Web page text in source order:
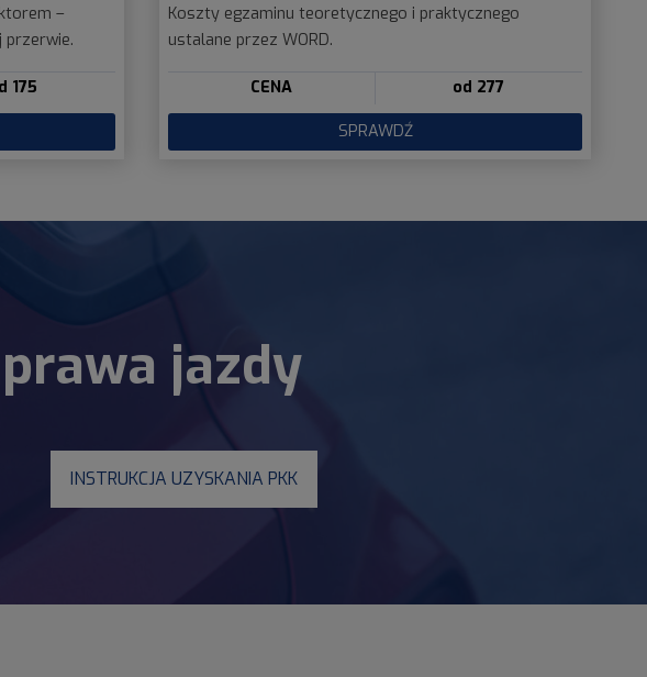
–
przerwie.
175
Koszty egzaminu teoretycznego i praktycznego
ustalane przez WORD.
CENA od 277
SPRAWDŹ
jazdy
INSTRUKCJA UZYSKANIA PKK